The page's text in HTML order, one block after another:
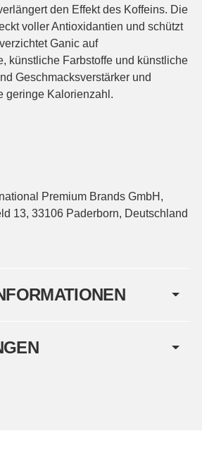
den Effekt des Koffeins. Die
voller Antioxidantien und schützt
Ganic auf
künstliche Farbstoffe und künstliche
Geschmacksverstärker und
geringe Kalorienzahl.
Premium Brands GmbH,
13, 33106 Paderborn, Deutschland